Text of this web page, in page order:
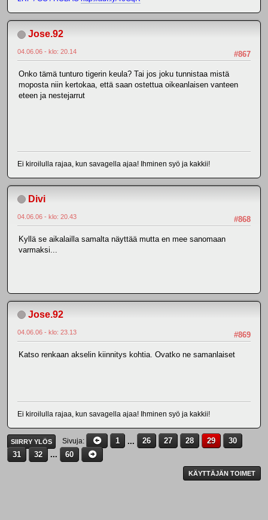
Jose.92
#867
04.06.06 - klo: 20.14
Onko tämä tunturo tigerin keula? Tai jos joku tunnistaa mistä
moposta niin kertokaa, että saan ostettua oikeanlaisen vanteen
eteen ja nestejarrut
Ei kiroilulla rajaa, kun savagella ajaa! Ihminen syö ja kakkii!
Divi
#868
04.06.06 - klo: 20.43
Kyllä se aikalailla samalta näyttää mutta en mee sanomaan
varmaksi...
Jose.92
#869
04.06.06 - klo: 23.13
Katso renkaan akselin kiinnitys kohtia. Ovatko ne samanlaiset
Ei kiroilulla rajaa, kun savagella ajaa! Ihminen syö ja kakkii!
SIIRRY YLÖS Sivuja 1 ... 26 27 28 29
30
31
32 ... 60
KÄYTTÄJÄN TOIMET